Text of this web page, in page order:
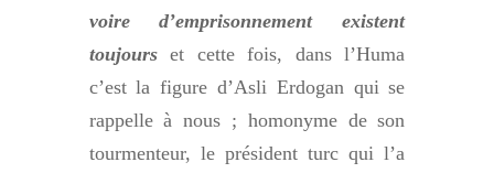
voire d’emprisonnement existent
toujourset cette fois, dans l’Huma
c’est la figure d’Asli Erdogan qui se
rappelle à nous ; homonyme de son
tourmenteur, le président turc qui l’a